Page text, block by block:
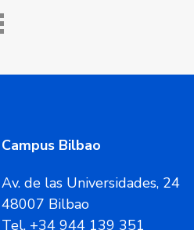
Campus Bilbao
Av. de las Universidades, 24
48007 Bilbao
Tel. +34 944 139 351